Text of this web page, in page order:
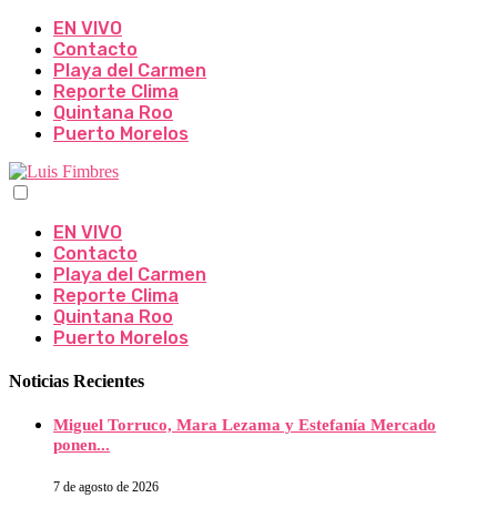
EN VIVO
Contacto
Playa del Carmen
Reporte Clima
Quintana Roo
Puerto Morelos
EN VIVO
Contacto
Playa del Carmen
Reporte Clima
Quintana Roo
Puerto Morelos
Noticias Recientes
Miguel Torruco, Mara Lezama y Estefanía Mercado
ponen...
7 de agosto de 2026